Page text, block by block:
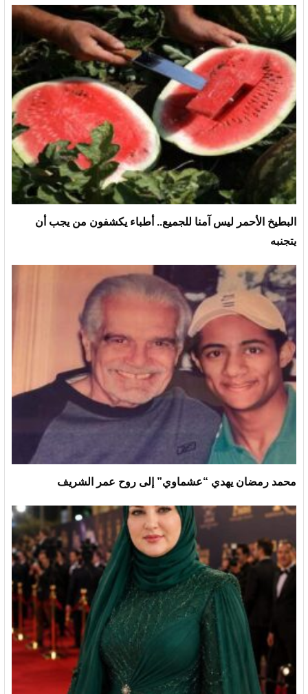
البطيخ الأحمر ليس آمنا للجميع.. أطباء يكشفون من يجب أن
يتجنبه
محمد رمضان يهدي “عشماوي” إلى روح عمر الشريف